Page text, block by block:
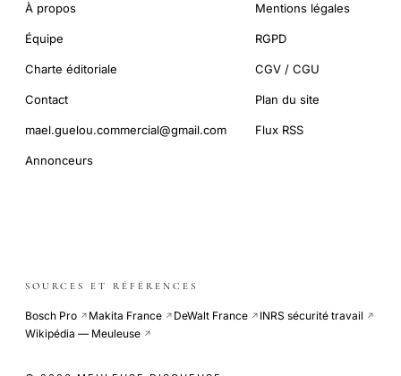
À propos
Équipe
Charte éditoriale
Contact
mael.guelou.commercial@gmail.com
Annonceurs
Mentions légales
RGPD
CGV / CGU
Plan du site
Flux RSS
SOURCES ET RÉFÉRENCES
Bosch Pro ↗ Makita France ↗ DeWalt France ↗ INRS sécurité travail ↗
Wikipédia — Meuleuse ↗